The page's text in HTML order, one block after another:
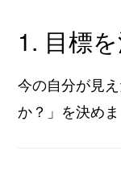
1. 目標
今の自分が見
か？」を決めま